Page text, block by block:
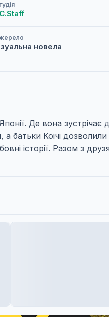
новела
Де вона зустрічає
батьки Коічі
історії. Разом з